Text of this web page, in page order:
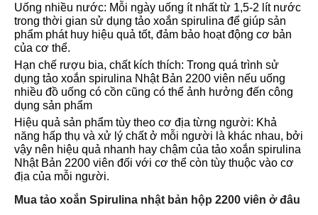
Uống nhiều nước: Mỗi ngày uống ít nhất từ 1,5-2 lít nước
trong thời gian sử dụng tảo xoắn spirulina để giúp sản
phẩm phát huy hiệu quả tốt, đảm bảo hoạt động cơ bản
của cơ thể.
Hạn chế rượu bia, chất kích thích: Trong quá trình sử
dụng tảo xoắn spirulina Nhật Bản 2200 viên nếu uống
nhiều đồ uống có cồn cũng có thể ảnh hưởng đến công
dụng sản phẩm
Hiệu quả sản phẩm tùy theo cơ địa từng người: Khả
năng hấp thụ và xử lý chất ở mỗi người là khác nhau, bởi
vậy nên hiệu quả nhanh hay chậm của tảo xoắn spirulina
Nhật Bản 2200 viên đối với cơ thể còn tùy thuộc vào cơ
địa của mỗi người.
Mua tảo xoắn Spirulina nhật bản hộp 2200 viên ở đâu